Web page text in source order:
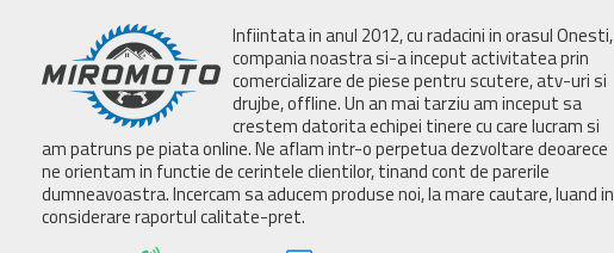
Infiintata in anul 2012, cu radacini in orasul Onesti,
compania noastra si-a inceput activitatea prin
comercializare de piese pentru scutere, atv-uri si
drujbe, offline. Un an mai tarziu am inceput sa
crestem datorita echipei tinere cu care lucram si
am patruns pe piata online. Ne aflam intr-o perpetua dezvoltare deoarece
ne orientam in functie de cerintele clientilor, tinand cont de parerile
dumneavoastra. Incercam sa aducem produse noi, la mare cautare, luand in
considerare raportul calitate-pret.